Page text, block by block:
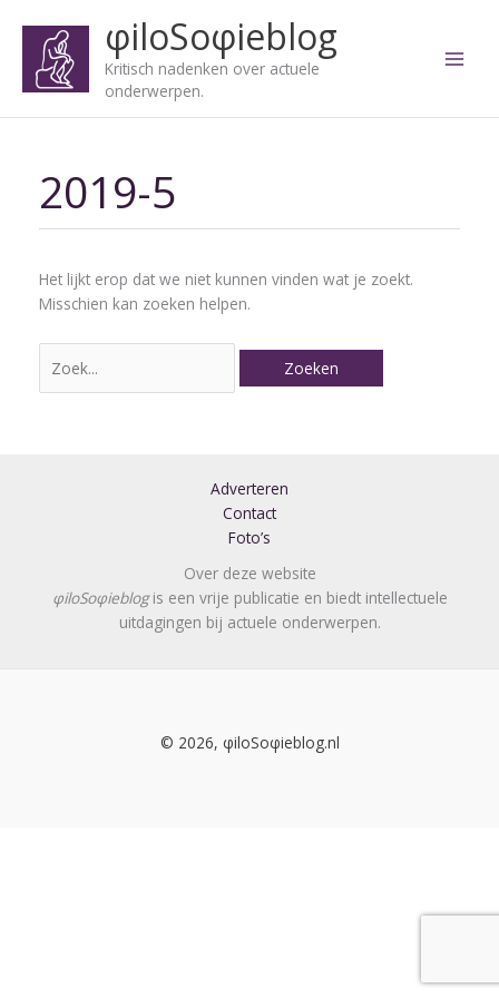
inhoud
φiloSoφieblog
Kritisch nadenken over actuele
onderwerpen.
2019-5
Het lijkt erop dat we niet kunnen vinden wat je zoekt.
Misschien kan zoeken helpen.
Zoek
naar:
Adverteren
Contact
Foto’s
Over deze website
φiloSoφieblogis een vrije publicatie en biedt intellectuele
uitdagingen bij actuele onderwerpen.
© 2026, φiloSoφieblog.nl